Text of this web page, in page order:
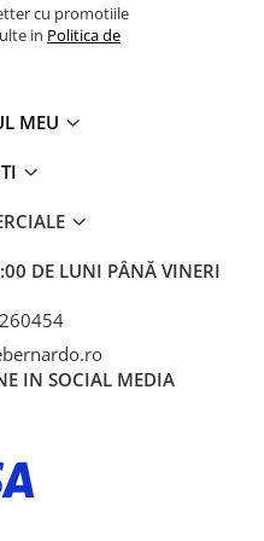
/
cu promotiile
in Politica de
MEU
DE LUNI PÂNĂ VINERI
IN SOCIAL MEDIA